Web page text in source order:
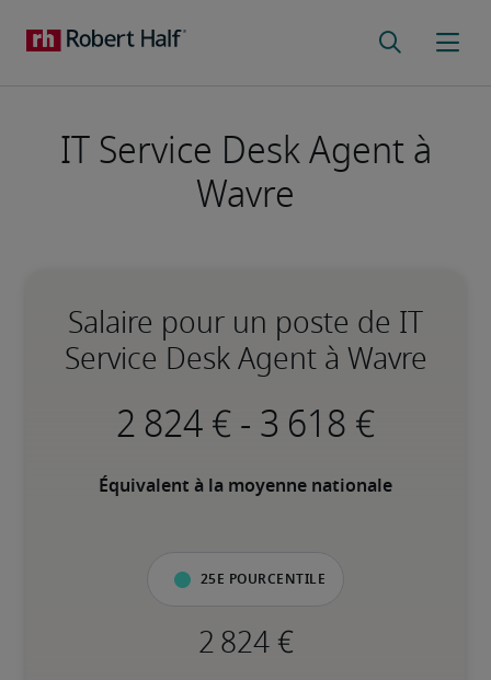
IT Service Desk Agent à
Wavre
Salaire pour un poste de IT
Service Desk Agent à Wavre
-
Équivalent à la moyenne nationale
25e pourcentile